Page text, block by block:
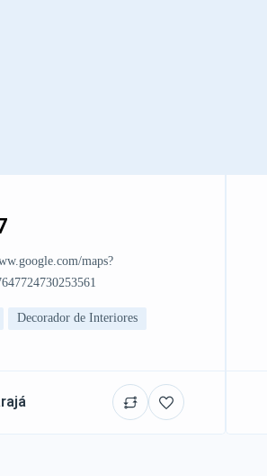
maps?
Decorador de Interiores